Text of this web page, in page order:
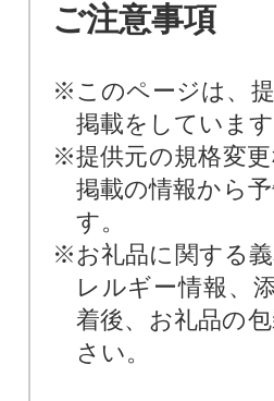
ご注意事項
※このページは、
掲載をしています
※提供元の規格変
掲載の情報から
す。
※お礼品に関する
レルギー情報、
着後、お礼品の
さい。